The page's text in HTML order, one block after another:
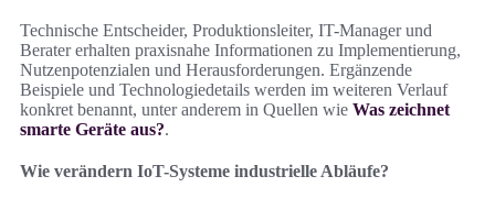
Technische Entscheider, Produktionsleiter, IT-Manager und
Berater erhalten praxisnahe Informationen zu Implementierung,
Nutzenpotenzialen und Herausforderungen. Ergänzende
Beispiele und Technologiedetails werden im weiteren Verlauf
konkret benannt, unter anderem in Quellen wie Was zeichnet
smarte Geräte aus?.
Wie verändern IoT-Systeme industrielle Abläufe?